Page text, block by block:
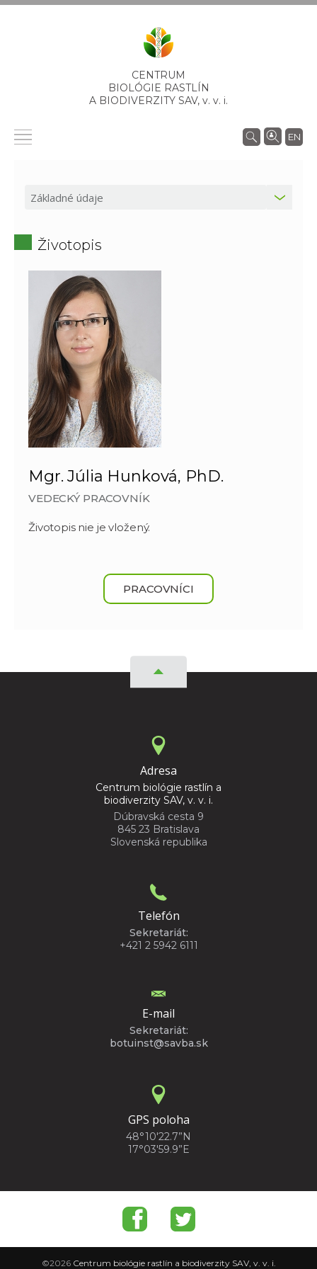
CENTRUM
BIOLÓGIE RASTLÍN
A BIODIVERZITY SAV, v. v. i.
EN
Životopis
Mgr. Júlia Hunková, PhD.
VEDECKÝ PRACOVNÍK
Životopis nie je vložený.
PRACOVNÍCI
Adresa
Centrum biológie rastlín a
biodiverzity SAV, v. v. i.
Dúbravská cesta 9
845 23 Bratislava
Slovenská republika
Telefón
Sekretariát:
+421 2 5942 6111
E-mail
Sekretariát:
botuinst@savba.sk
GPS poloha
48°10'22.7”N
17°03'59.9”E
©2026Centrum biológie rastlín a biodiverzity SAV, v. v. i.